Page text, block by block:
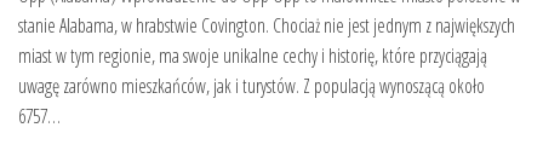
stanie Alabama, w hrabstwie Covington. Chociaż nie jest jednym z największych
miast w tym regionie, ma swoje unikalne cechy i historię, które przyciągają
uwagę zarówno mieszkańców, jak i turystów. Z populacją wynoszącą około
6757…